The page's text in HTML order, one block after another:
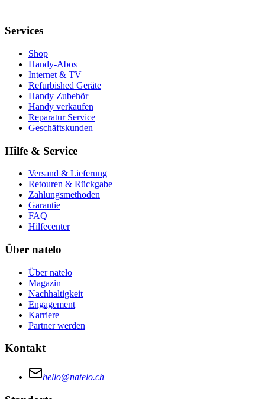
Services
Shop
Handy-Abos
Internet & TV
Refurbished Geräte
Handy Zubehör
Handy verkaufen
Reparatur Service
Geschäftskunden
Hilfe & Service
Versand & Lieferung
Retouren & Rückgabe
Zahlungsmethoden
Garantie
FAQ
Hilfecenter
Über natelo
Über natelo
Magazin
Nachhaltigkeit
Engagement
Karriere
Partner werden
Kontakt
hello@natelo.ch